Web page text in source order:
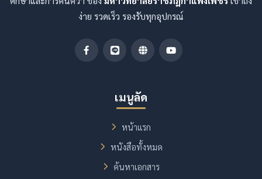
ง่าย รวดเร็ว รองรับทุกอุปกรณ์
เมนูลัด
หน้าแรก
หนังสือทั้งหมด
ค้นหาเอกสาร